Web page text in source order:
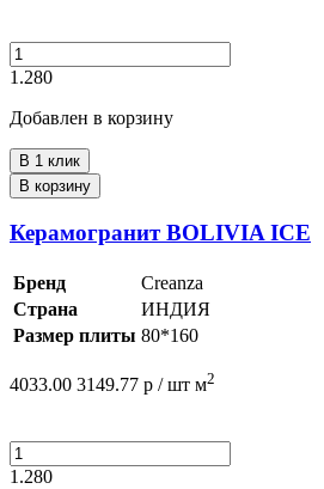
1.280
Добавлен в корзину
В 1 клик
В корзину
Керамогранит BOLIVIA ICE
Бренд
Creanza
Страна
ИНДИЯ
Размер плиты 80*160
4033.00 3149.77 р / шт м2
1.280